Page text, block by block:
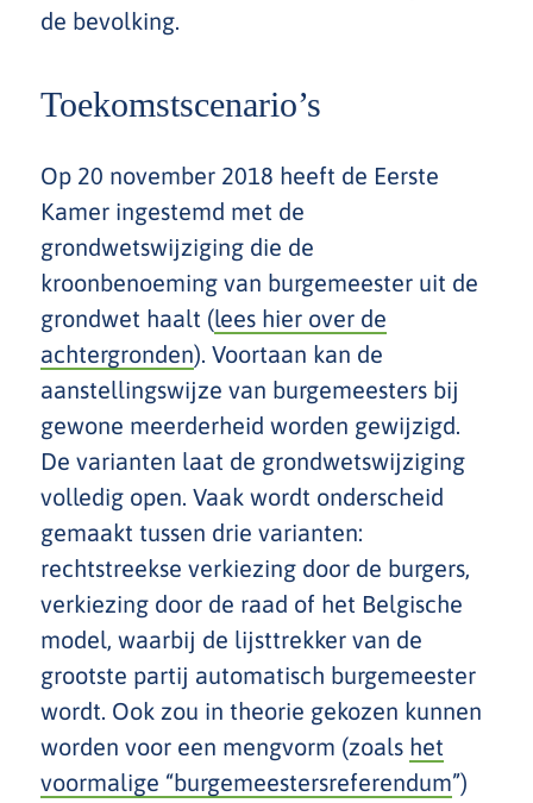
de bevolking.
Toekomstscenario’s
Op 20 november 2018 heeft de Eerste
Kamer ingestemd met de
grondwetswijziging die de
kroonbenoeming van burgemeester uit de
grondwet haalt (lees hier over de
achtergronden). Voortaan kan de
aanstellingswijze van burgemeesters bij
gewone meerderheid worden gewijzigd.
De varianten laat de grondwetswijziging
volledig open. Vaak wordt onderscheid
gemaakt tussen drie varianten:
rechtstreekse verkiezing door de burgers,
verkiezing door de raad of het Belgische
model, waarbij de lijsttrekker van de
grootste partij automatisch burgemeester
wordt. Ook zou in theorie gekozen kunnen
worden voor een mengvorm (zoals het
voormalige “burgemeestersreferendum”)